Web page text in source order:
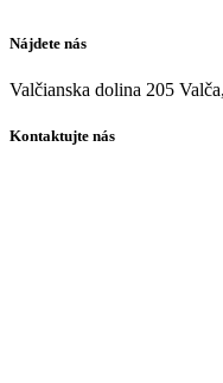
Nájdete nás
Valčianska dolina 205
Kontaktujte nás